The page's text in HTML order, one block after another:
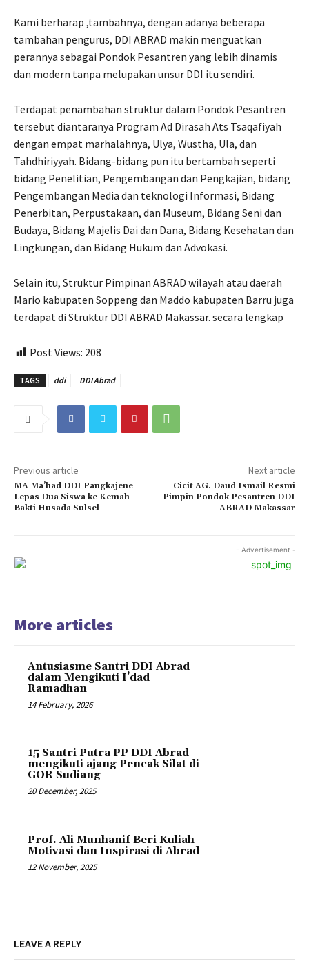
Kami berharap ,tambahnya, dengan adanya beberapa
tambahan pengurus, DDI ABRAD makin menguatkan
perannya sebagai Pondok Pesantren yang lebih dinamis
dan modern tanpa melupakan unsur DDI itu sendiri.
Terdapat penambahan struktur dalam Pondok Pesantren
tersebut diantaranya Program Ad Dirasah Ats Tsaqafiyah
dengan empat marhalahnya, Ulya, Wustha, Ula, dan
Tahdhiriyyah. Bidang-bidang pun itu bertambah seperti
bidang Penelitian, Pengembangan dan Pengkajian, bidang
Pengembangan Media dan teknologi Informasi, Bidang
Penerbitan, Perpustakaan, dan Museum, Bidang Seni dan
Budaya, Bidang Majelis Dai dan Dana, Bidang Kesehatan dan
Lingkungan, dan Bidang Hukum dan Advokasi.
Selain itu, Struktur Pimpinan ABRAD wilayah atau daerah
Mario kabupaten Soppeng dan Maddo kabupaten Barru juga
terdapat di Struktur DDI ABRAD Makassar. secara lengkap
Post Views: 208
TAGS ddi DDI Abrad
Previous article
MA Ma’had DDI Pangkajene
Lepas Dua Siswa ke Kemah
Bakti Husada Sulsel
Next article
Cicit AG. Daud Ismail Resmi
Pimpin Pondok Pesantren DDI
ABRAD Makassar
- Advertisement -
More articles
Antusiasme Santri DDI Abrad
dalam Mengikuti I’dad
Ramadhan
14 February, 2026
15 Santri Putra PP DDI Abrad
mengikuti ajang Pencak Silat di
GOR Sudiang
20 December, 2025
Prof. Ali Munhanif Beri Kuliah
Motivasi dan Inspirasi di Abrad
12 November, 2025
LEAVE A REPLY